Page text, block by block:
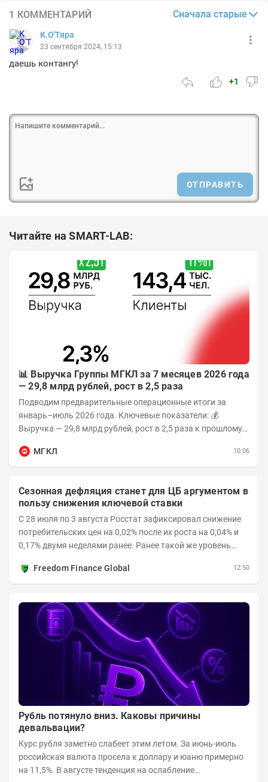
1 КОММЕНТАРИЙ Сначала старые
К.О'Тяра
23 сентября 2024, 15:13
даешь контангу!
+1
ОТПРАВИТЬ
Читайте на SMART-LAB:
📊 Выручка Группы МГКЛ за 7 месяцев 2026 года
— 29,8 млрд рублей, рост в 2,5 раза
Подводим предварительные операционные итоги за
январь–июль 2026 года. Ключевые показатели: 💰
Выручка — 29,8 млрд рублей, рост в 2,5 раза к прошлому
МГКЛ
10:06
Сезонная дефляция станет для ЦБ аргументом в
пользу снижения ключевой ставки
С 28 июля по 3 августа Росстат зафиксировал снижение
потребительских цен на 0,02% после их роста на 0,04% и
0,17% двумя неделями ранее. Ранее такой же уровень
Freedom Finance Global
12:50
Рубль потянуло вниз. Каковы причины
девальвации?
Курс рубля заметно слабеет этим летом. За июнь-июль
российская валюта просела к доллару и юаню примерно
на 11,5%. В августе тенденция на ослабление